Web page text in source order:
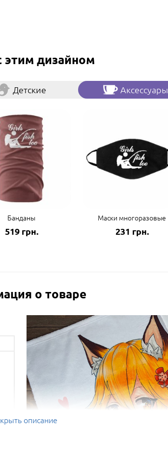
этим дизайном
Детские Аксессуары
Банданы
519 грн.
Маски многоразовые
231 грн.
о товаре
описание